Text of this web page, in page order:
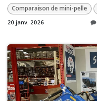
Comparaison de mini-pelle
20 janv. 2026